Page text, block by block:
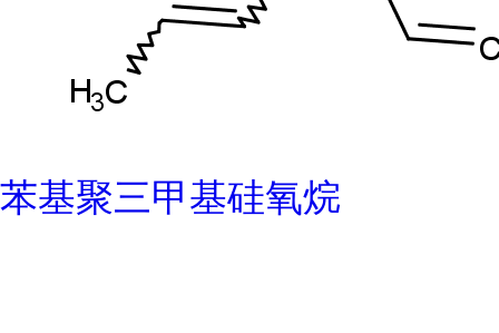
苯基聚三甲基硅氧烷